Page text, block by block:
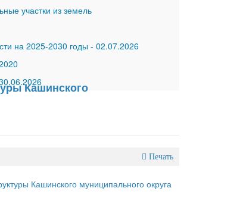
участки из земель
на 2025-2030 годы - 02.07.2026
Кашинского
Печать
Кашинского муниципального округа